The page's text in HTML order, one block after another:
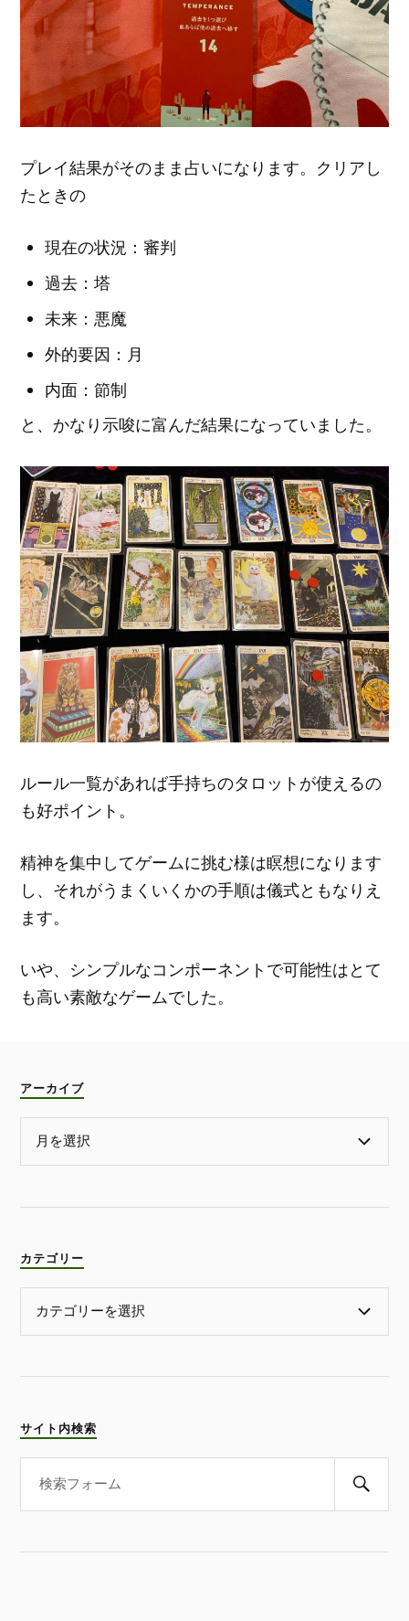
プレイ結果がそのまま占いになります。クリアし
たときの
現在の状況：審判
過去：塔
未来：悪魔
外的要因：月
内面：節制
と、かなり示唆に富んだ結果になっていました。
ルール一覧があれば手持ちのタロットが使えるの
も好ポイント。
精神を集中してゲームに挑む様は瞑想になります
し、それがうまくいくかの手順は儀式ともなりえ
ます。
いや、シンプルなコンポーネントで可能性はとて
も高い素敵なゲームでした。
アーカイブ
カテゴリー
サイト内検索